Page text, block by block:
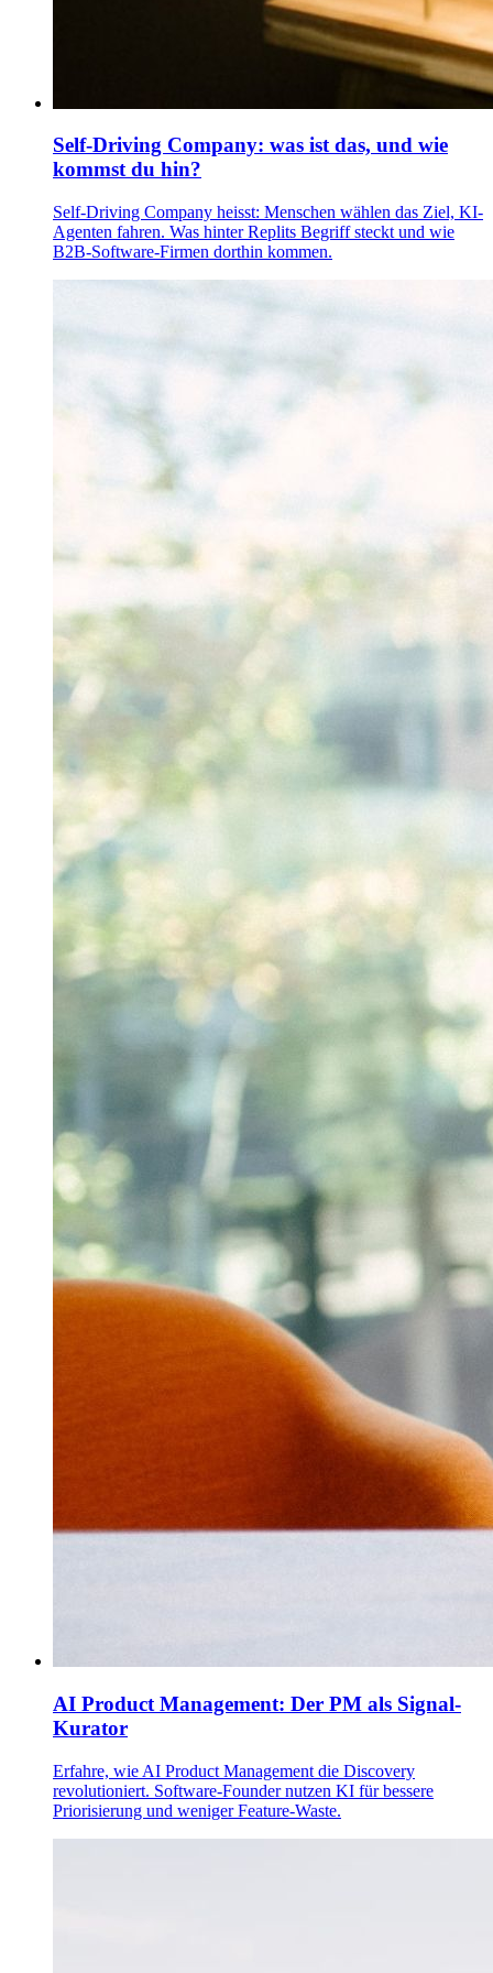
Self-Driving Company: was ist das, und wie
kommst du hin?
Self-Driving Company heisst: Menschen wählen das Ziel, KI-
Agenten fahren. Was hinter Replits Begriff steckt und wie
B2B-Software-Firmen dorthin kommen.
AI Product Management: Der PM als Signal-
Kurator
Erfahre, wie AI Product Management die Discovery
revolutioniert. Software-Founder nutzen KI für bessere
Priorisierung und weniger Feature-Waste.